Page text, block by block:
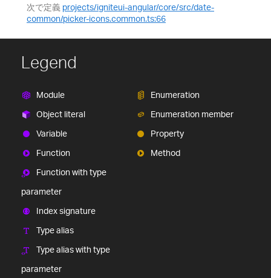
次で定義 projects/igniteui-angular/core/src/date-
common/picker-icons.common.ts:66
Legend
Module
Object literal
Variable
Function
Function with type
parameter
Index signature
Type alias
Type alias with type
parameter
Enumeration
Enumeration member
Property
Method